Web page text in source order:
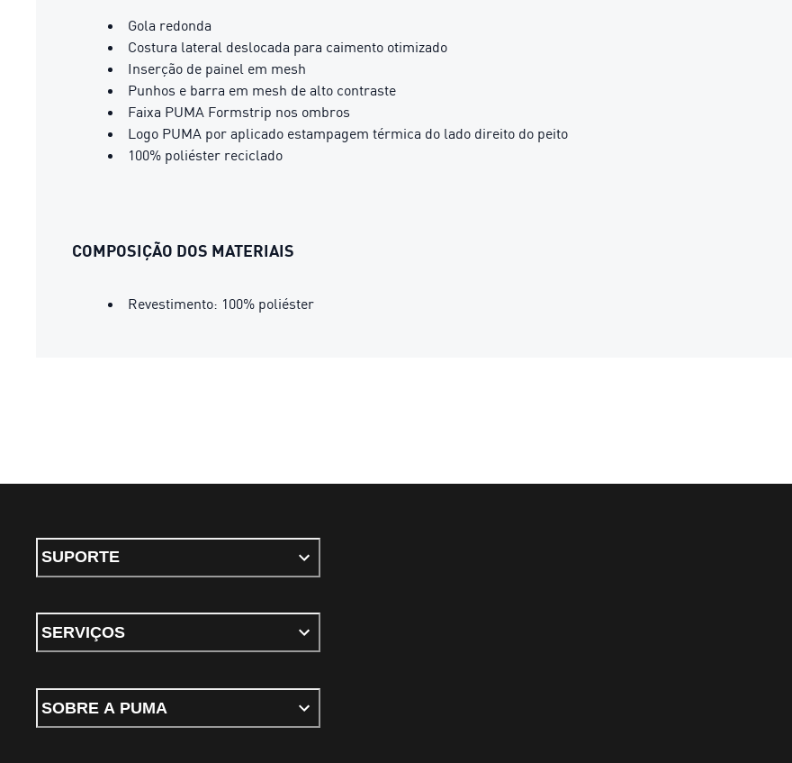
Gola redonda
Costura lateral deslocada para caimento otimizado
Inserção de painel em mesh
Punhos e barra em mesh de alto contraste
Faixa PUMA Formstrip nos ombros
Logo PUMA por aplicado estampagem térmica do lado direito do peito
100% poliéster reciclado
COMPOSIÇÃO DOS MATERIAIS
Revestimento: 100% poliéster
SUPORTE
SERVIÇOS
SOBRE A PUMA